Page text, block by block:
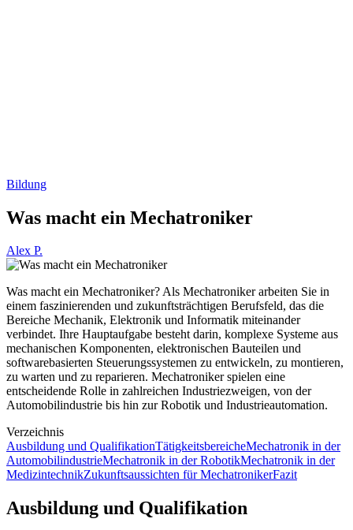
Bildung
Was macht ein Mechatroniker
Alex P.
Was macht ein Mechatroniker? Als Mechatroniker arbeiten Sie in
einem faszinierenden und zukunftsträchtigen Berufsfeld, das die
Bereiche Mechanik, Elektronik und Informatik miteinander
verbindet. Ihre Hauptaufgabe besteht darin, komplexe Systeme aus
mechanischen Komponenten, elektronischen Bauteilen und
softwarebasierten Steuerungssystemen zu entwickeln, zu montieren,
zu warten und zu reparieren. Mechatroniker spielen eine
entscheidende Rolle in zahlreichen Industriezweigen, von der
Automobilindustrie bis hin zur Robotik und Industrieautomation.
Verzeichnis
Ausbildung und QualifikationTätigkeitsbereicheMechatronik in der
AutomobilindustrieMechatronik in der RobotikMechatronik in der
MedizintechnikZukunftsaussichten für MechatronikerFazit
Ausbildung und Qualifikation